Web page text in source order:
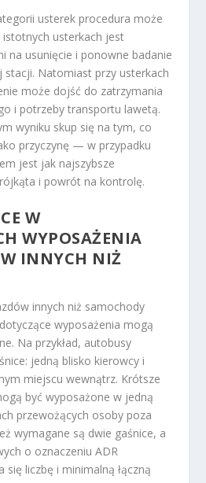
usterek procedura może
istotnych usterkach jest
na usunięcie i ponowne badanie
Natomiast przy usterkach
może dojść do zatrzymania
i potrzeby transportu lawetą.
wyniku skup się na tym, co
przyczynę — w przypadku
jest jak najszybsze
i powrót na kontrolę.
W
WYPOSAŻENIA
INNYCH NIŻ
innych niż samochody
wyposażenia mogą
Na przykład, autobusy
jedną blisko kierowcy i
miejscu wewnątrz. Krótsze
być wyposażone w jedną
przewożących osoby poza
wymagane są dwie gaśnice, a
o oznaczeniu ADR
liczbę i minimalną łączną